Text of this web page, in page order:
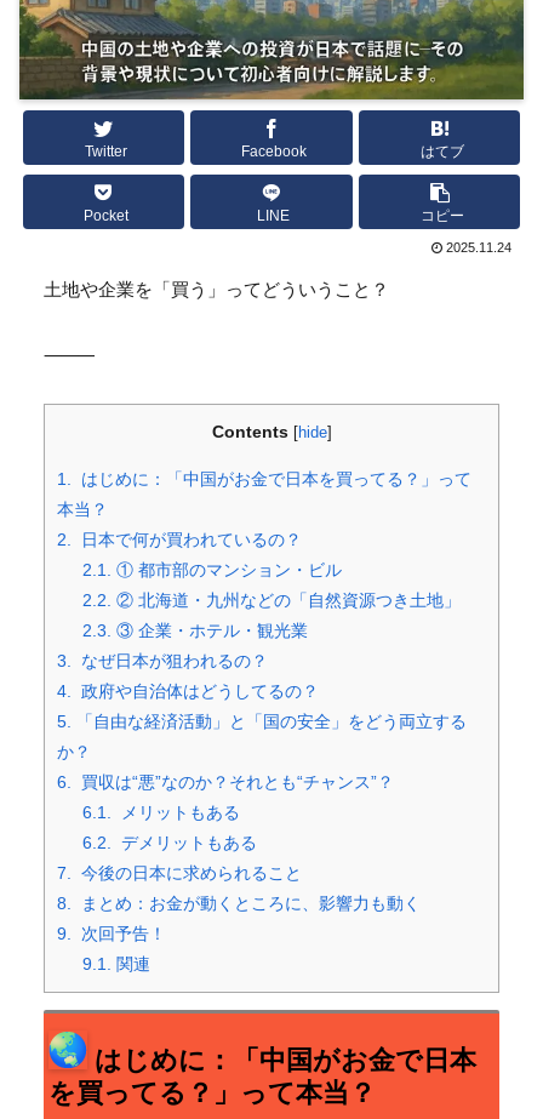
Twitter Facebook はてブ
Pocket LINE コピー
2025.11.24
土地や企業を「買う」ってどういうこと？
⸻
Contents [hide]
1. はじめに：「中国がお金で日本を買ってる？」って
本当？
2. 日本で何が買われているの？
2.1. ① 都市部のマンション・ビル
2.2. ② 北海道・九州などの「自然資源つき土地」
2.3. ③ 企業・ホテル・観光業
3. なぜ日本が狙われるの？
4. 政府や自治体はどうしてるの？
5. 「自由な経済活動」と「国の安全」をどう両立する
か？
6. 買収は“悪”なのか？それとも“チャンス”？
6.1. メリットもある
6.2. デメリットもある
7. 今後の日本に求められること
8. まとめ：お金が動くところに、影響力も動く
9. 次回予告！
9.1. 関連
はじめに：「中国がお金で日本
を買ってる？」って本当？